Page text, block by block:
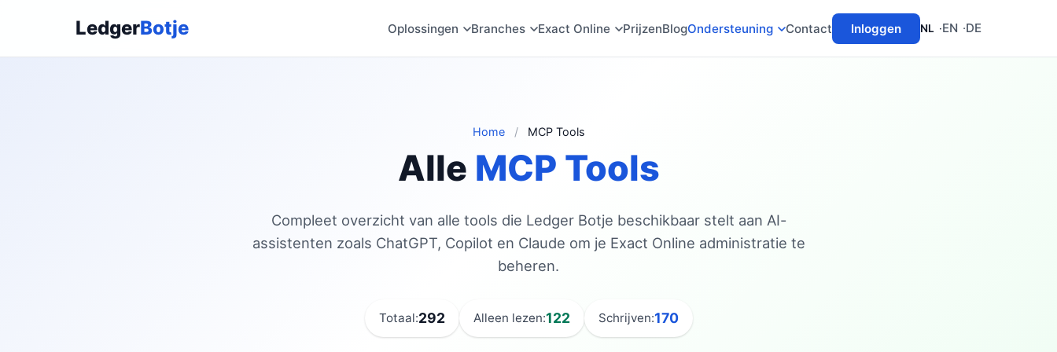
LedgerBotje Oplossingen Branches Exact Online PrijzenBlogOndersteuning Contact Inloggen NL EN DE
Home / MCP Tools
Alle MCP Tools
Compleet overzicht van alle tools die Ledger Botje beschikbaar stelt aan AI-
assistenten zoals ChatGPT, Copilot en Claude om je Exact Online administratie te
beheren.
Totaal:292 Alleen lezen:122 Schrijven:170